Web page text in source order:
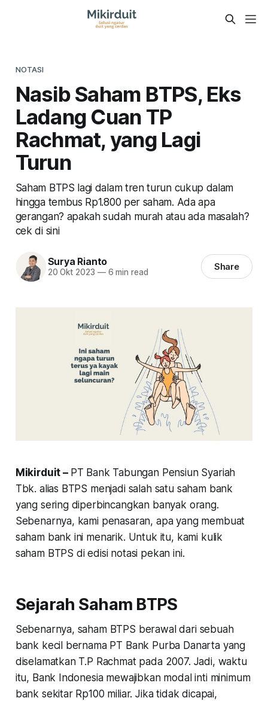
NOTASI
Nasib Saham BTPS, Eks
Ladang Cuan TP
Rachmat, yang Lagi
Turun
Saham BTPS lagi dalam tren turun cukup dalam
hingga tembus Rp1.800 per saham. Ada apa
gerangan? apakah sudah murah atau ada masalah?
cek di sini
Surya Rianto
20 Okt 2023 —6 min read Share
Mikirduit – PT Bank Tabungan Pensiun Syariah
Tbk. alias BTPS menjadi salah satu saham bank
yang sering diperbincangkan banyak orang.
Sebenarnya, kami penasaran, apa yang membuat
saham bank ini menarik. Untuk itu, kami kulik
saham BTPS di edisi notasi pekan ini.
Sejarah Saham BTPS
Sebenarnya, saham BTPS berawal dari sebuah
bank kecil bernama PT Bank Purba Danarta yang
diselamatkan T.P Rachmat pada 2007. Jadi, waktu
itu, Bank Indonesia mewajibkan modal inti minimum
bank sekitar Rp100 miliar. Jika tidak dicapai,